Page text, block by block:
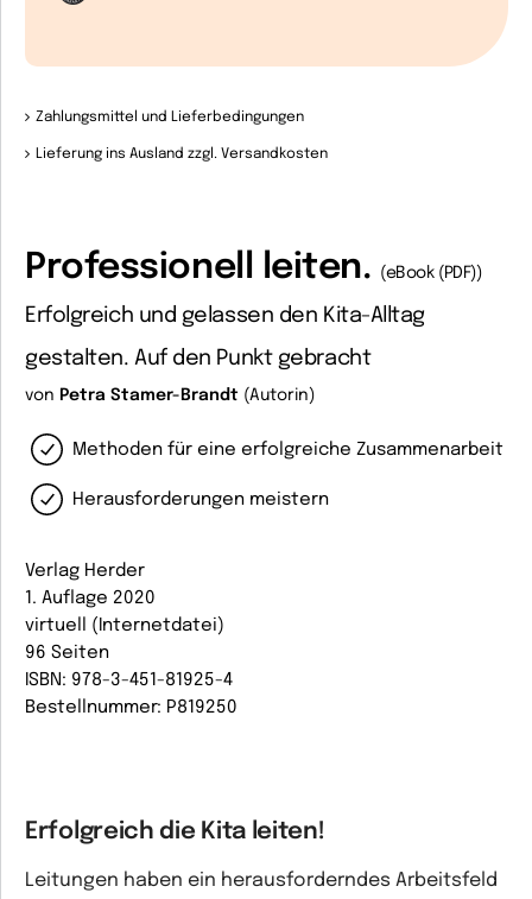
Zahlungsmittel und Lieferbedingungen
Lieferung ins Ausland zzgl. Versandkosten
Professionell leiten. (eBook (PDF))
Erfolgreich und gelassen den Kita-Alltag
gestalten. Auf den Punkt gebracht
von Petra Stamer-Brandt (Autorin)
Methoden für eine erfolgreiche Zusammenarbeit
Herausforderungen meistern
Verlag Herder
1. Auflage 2020
virtuell (Internetdatei)
96 Seiten
ISBN: 978-3-451-81925-4
Bestellnummer: P819250
Erfolgreich die Kita leiten!
Leitungen haben ein herausforderndes Arbeitsfeld